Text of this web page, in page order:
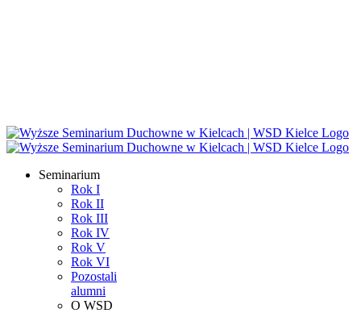
Seminarium
Rok I
Rok II
Rok III
Rok IV
Rok V
Rok VI
Pozostali
alumni
O WSD